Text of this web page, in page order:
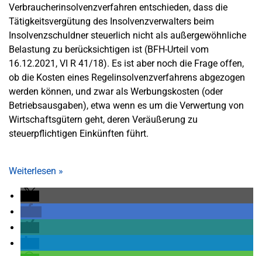
Verbraucherinsolvenzverfahren entschieden, dass die
Tätigkeitsvergütung des Insolvenzverwalters beim
Insolvenzschuldner steuerlich nicht als außergewöhnliche
Belastung zu berücksichtigen ist (BFH-Urteil vom
16.12.2021, VI R 41/18). Es ist aber noch die Frage offen,
ob die Kosten eines Regelinsolvenzverfahrens abgezogen
werden können, und zwar als Werbungskosten (oder
Betriebsausgaben), etwa wenn es um die Verwertung von
Wirtschaftsgütern geht, deren Veräußerung zu
steuerpflichtigen Einkünften führt.
Weiterlesen »